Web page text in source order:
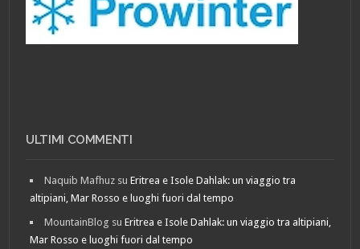
ULTIMI COMMENTI
Naquib Mafhuz suEritrea e Isole Dahlak: un viaggio tra
altipiani, Mar Rosso e luoghi fuori dal tempo
MountainBlog suEritrea e Isole Dahlak: un viaggio tra altipiani,
Mar Rosso e luoghi fuori dal tempo